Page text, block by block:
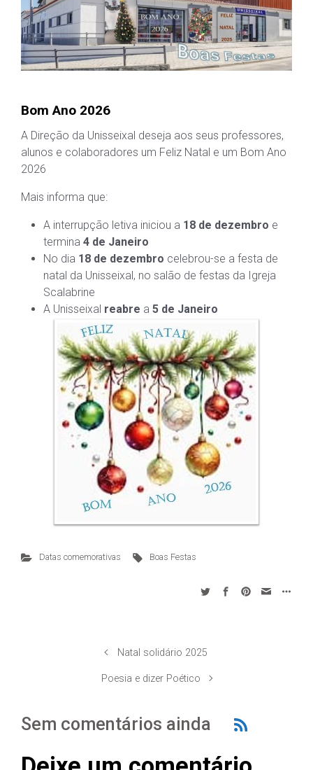
Bom Ano 2026
A Direção da Unisseixal deseja aos seus professores,
alunos e colaboradores um Feliz Natal e um Bom Ano
2026
Mais informa que:
A interrupção letiva iniciou a 18 de dezembro e
termina 4 de Janeiro
No dia 18 de dezembro celebrou-se a festa de
natal da Unisseixal, no salão de festas da Igreja
Scalabrine
A Unisseixal reabre a 5 de Janeiro
Datas comemorativas Boas Festas
Natal solidário 2025
Poesia e dizer Poético
Sem comentários ainda